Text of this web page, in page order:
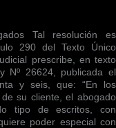
Tal resolución es
290 del Texto Único
prescribe, en texto
Nº 26624, publicada el
y seis, que: “En los
su cliente, el abogado
tipo de escritos, con
poder especial con